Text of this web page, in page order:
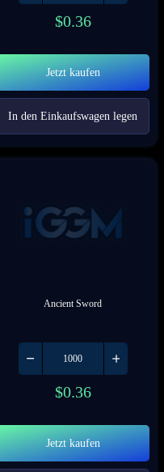
$0.36
Jetzt kaufen
In den Einkaufswagen legen
Ancient Sword
$0.36
Jetzt kaufen